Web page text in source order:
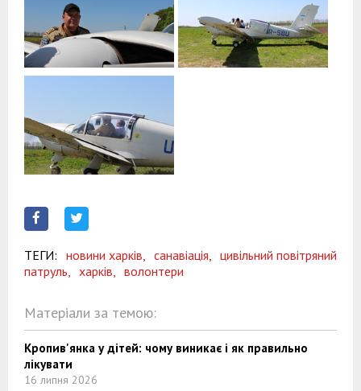
ТЕГИ: новини харків, санавіація,
цивільний повітряний
патруль,
харків, волонтери
Матеріали за темою:
Кропив'янка у дітей: чому виникає і як правильно
лікувати
16 липня 2026